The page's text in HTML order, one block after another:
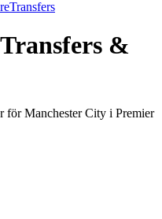
Transfers
Transfers &
förManchester City i Premier